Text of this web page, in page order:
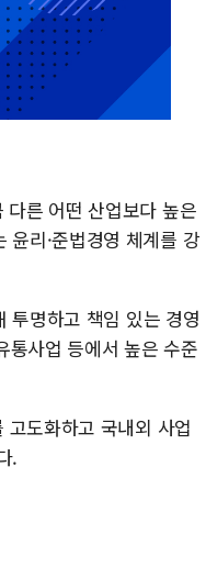
른 어떤 산업보다 높은
리·준법경영 체계를 강
투명하고 책임 있는 경영
사업 등에서 높은 수준
도화하고 국내외 사업
.